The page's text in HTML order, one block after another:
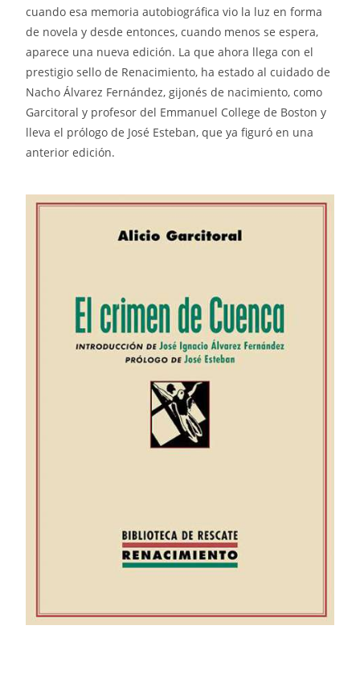
cuando esa memoria autobiográfica vio la luz en forma
de novela y desde entonces, cuando menos se espera,
aparece una nueva edición. La que ahora llega con el
prestigio sello de Renacimiento, ha estado al cuidado de
Nacho Álvarez Fernández, gijonés de nacimiento, como
Garcitoral y profesor del Emmanuel College de Boston y
lleva el prólogo de José Esteban, que ya figuró en una
anterior edición.